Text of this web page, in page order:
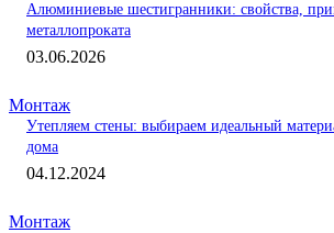
Алюминиевые шестигранники: свойства,
металлопроката
03.06.2026
Монтаж
Утепляем стены: выбираем идеальный
дома
04.12.2024
Монтаж